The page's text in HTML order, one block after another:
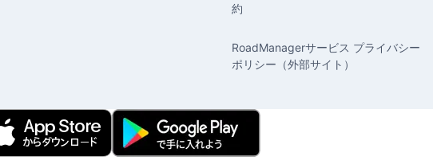
約
RoadManagerサービス プライバシー
ポリシー（外部サイト）